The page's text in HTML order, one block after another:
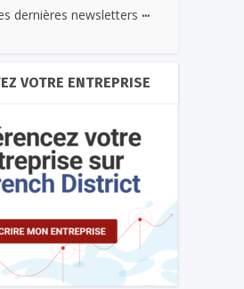
dernières newsletters ...
VOTRE ENTREPRISE